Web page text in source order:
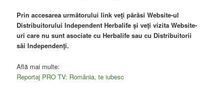
Prin accesarea următorului link veţi părăsi Website-ul
Distribuitorului Independent Herbalife şi veţi vizita Website-
uri care nu sunt asociate cu Herbalife sau cu Distribuitorii
săi Independenţi.
Află mai multe:
Reportaj PRO TV: România, te iubesc